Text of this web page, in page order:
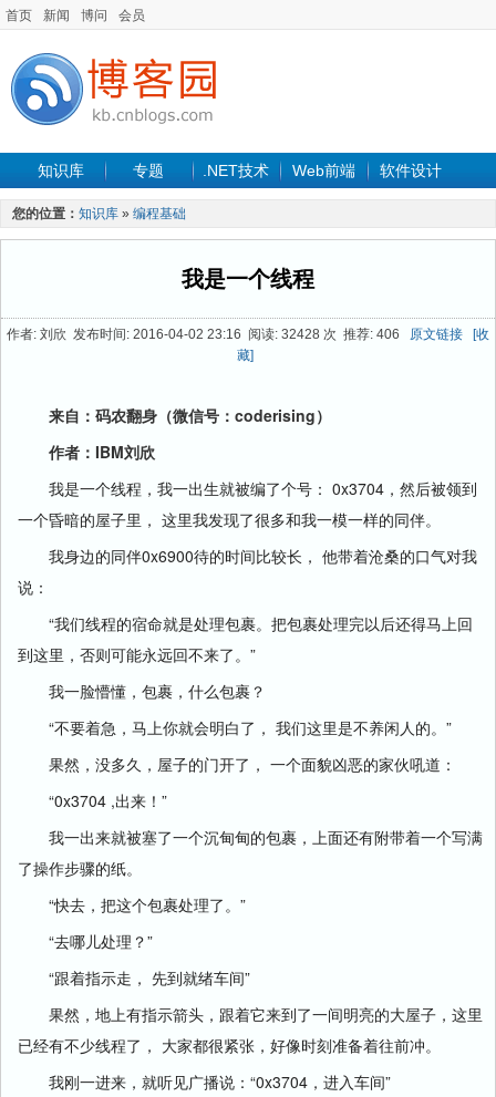
首页 新闻 博问 会员
知识库 专题 .NET技术 Web前端 软件设计
手机开发 软件工程
最新文章
您的位置： 知识库 » 编程基础
我是一个线程
作者: 刘欣 发布时间: 2016-04-02 23:16 阅读: 32428 次 推荐: 406 原文链接
[收
藏]
来自：码农翻身（微信号：coderising）
作者：IBM刘欣
我是一个线程，我一出生就被编了个号： 0x3704，然后被领到
一个昏暗的屋子里， 这里我发现了很多和我一模一样的同伴。
我身边的同伴0x6900待的时间比较长， 他带着沧桑的口气对我
说：
“我们线程的宿命就是处理包裹。把包裹处理完以后还得马上回
到这里，否则可能永远回不来了。”
我一脸懵懂，包裹，什么包裹？
“不要着急，马上你就会明白了， 我们这里是不养闲人的。”
果然，没多久，屋子的门开了， 一个面貌凶恶的家伙吼道：
“0x3704 ,出来！”
我一出来就被塞了一个沉甸甸的包裹，上面还有附带着一个写满
了操作步骤的纸。
“快去，把这个包裹处理了。”
“去哪儿处理？”
“跟着指示走， 先到就绪车间”
果然，地上有指示箭头，跟着它来到了一间明亮的大屋子，这里
已经有不少线程了， 大家都很紧张，好像时刻准备着往前冲。
我刚一进来，就听见广播说：“0x3704，进入车间”